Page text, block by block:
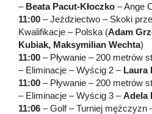
– Beata Pacut-Kłoczko – Ange
11:00 – Jeździectwo – Skoki
Kwalifikacje – Polska (Adam
Kubiak, Maksymilian Wechta)
11:00 – Pływanie – 200 metrów
– Eliminacje – Wyścig 2 – Laura
11:00 – Pływanie – 200 metrów
– Eliminacje – Wyścig 3 –Adela
11:06 – Golf – Turniej mężczyzn